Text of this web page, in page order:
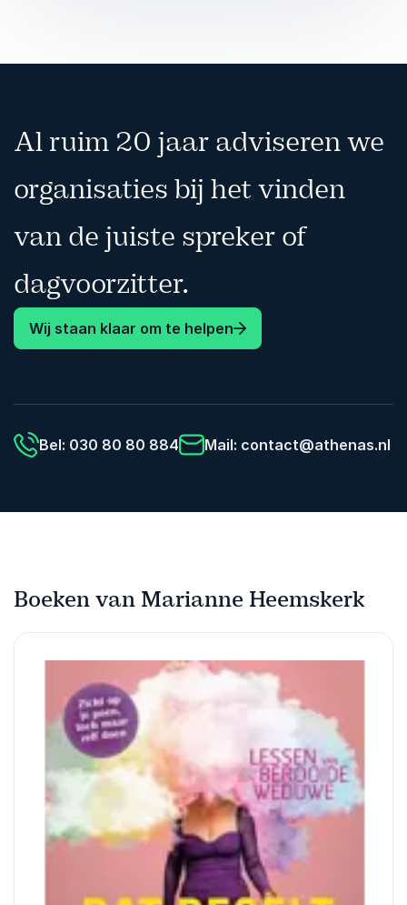
Al ruim 20 jaar adviseren we
organisaties bij het vinden
van de juiste spreker of
dagvoorzitter.
Wij staan klaar om te helpen
Bel: 030 80 80 884 Mail: contact@athenas.nl
Boeken van Marianne Heemskerk